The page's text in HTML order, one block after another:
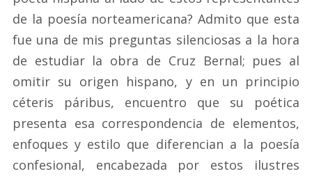
de la poesía norteamericana? Admito que esta
fue una de mis preguntas silenciosas a la hora
de estudiar la obra de Cruz Bernal; pues al
omitir su origen hispano, y en un principio
céteris páribus, encuentro que su poética
presenta esa correspondencia de elementos,
enfoques y estilo que diferencian a la poesía
confesional, encabezada por estos ilustres